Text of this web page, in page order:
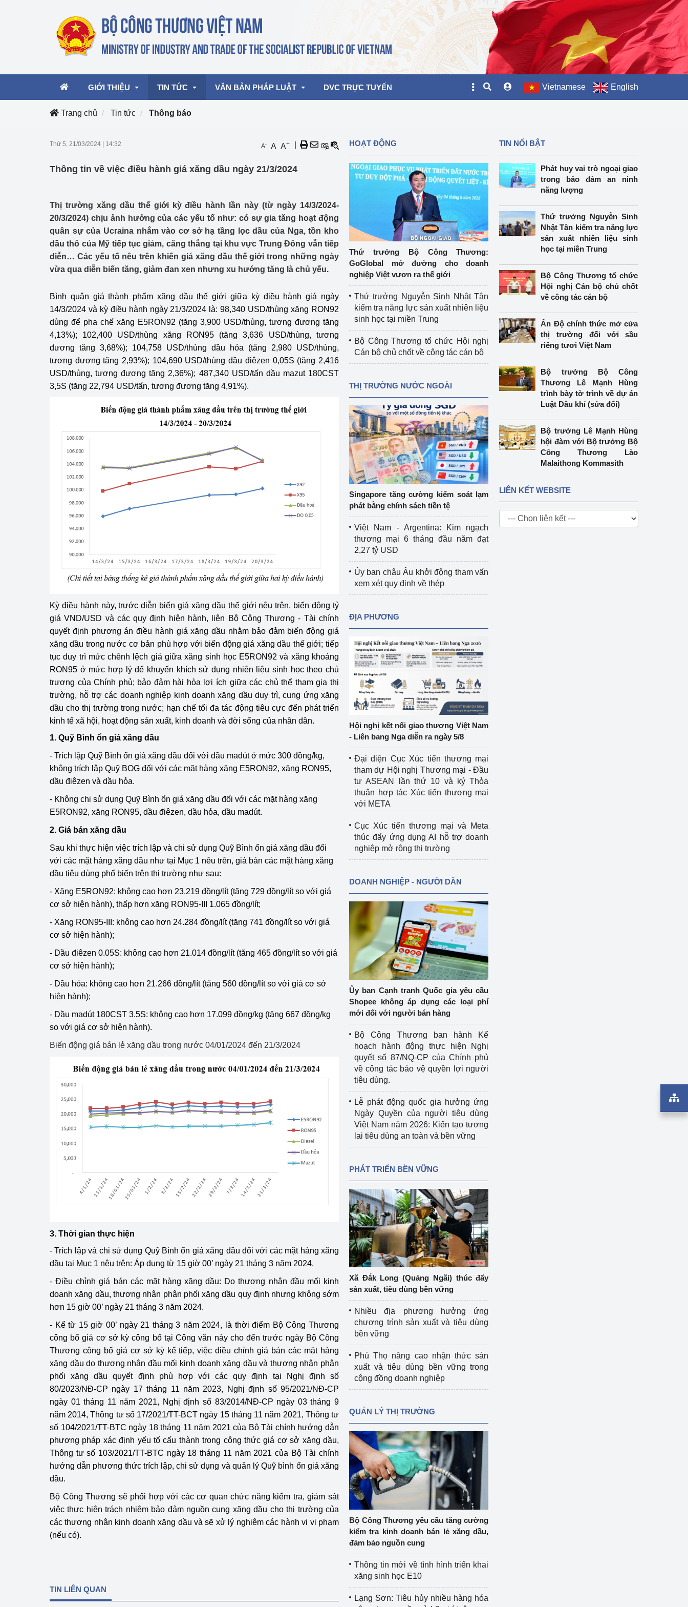
GIỚI THIỆU TIN TỨC
Hoạt động của Lãnh đạo Bộ
mại, Dịch vụ Việt Nam 2026
Hoạt động của Bộ trưởng
Công Thương - Công luận
Họp báo
Thông cáo báo chí
Chuyển đổi số
Bản tin Thị trường Nông Lâm Thủy sản
Phát triển nguồn nhân lực
Phát triển bền vững
Tổ chức kiểm định
Tổ chức kiểm định kỹ thuật an toàn lao
Bộ Công Thương
Tổ chức được cấp GCN đăng ký, hoạt
động kiểm định thiết bị, dụng cụ điện
làm việc ở môi trường không có nguy
hiểm khí, bụi nổ
Cơ sở sản xuất, sửa chữa chai chứa
Tổ chức huấn luyện, bồi dưỡng
nghiệp vụ kiểm định kỹ thuật an toàn
Văn hóa ngành Công Thương
Tái cơ cấu ngành Công Thương
Quản lý thị trường
Sử dụng năng lượng tiết kiệm và
hiệu quả
Hiệu quả năng lượng
Khoa học, công nghệ và đổi mới sáng
tạo
Album ảnh bảo vệ môi trường
Đọc báo giúp bạn
Bảo vệ nền tảng tư tưởng của Đảng
Xúc tiến thương mại Khu vực miền Bắc
Khu vực miền Trung
Khu vực miền Nam
Thị trường nước ngoàiHiệp định EVFTA
Thị trường châu Á – châu Phi
Thị trường châu Âu – châu Mỹ
Thị trường trong nước
Ngành Công Thương đưa nghị quyết
Đại hội XIV của Đảng vào cuộc sống
Phát triển công nghiệpCông nghiệp nền tảng
Sản xuất công nghiệp
VĂN BẢN PHÁP LUẬT DVC TRỰC TUYẾN Vietnamese English
Trang chủ Tin tức Thông báo
Thứ 5, 21/03/2024 14:32 A- A A+
Thông tin về việc điều hành giá xăng dầu ngày 21/3/2024
Thị trường xăng dầu thế giới kỳ điều hành lần này (từ ngày 14/3/2024-
20/3/2024) chịu ảnh hưởng của các yếu tố như: có sự gia tăng hoạt động
quân sự của Ucraina nhắm vào cơ sở hạ tầng lọc dầu của Nga, tồn kho
dầu thô của Mỹ tiếp tục giảm, căng thẳng tại khu vực Trung Đông vẫn tiếp
diễn… Các yếu tố nêu trên khiến giá xăng dầu thế giới trong những ngày
vừa qua diễn biến tăng, giảm đan xen nhưng xu hướng tăng là chủ yếu.
Bình quân giá thành phẩm xăng dầu thế giới giữa kỳ điều hành giá ngày
14/3/2024 và kỳ điều hành ngày 21/3/2024 là: 98,340 USD/thùng xăng RON92
dùng để pha chế xăng E5RON92 (tăng 3,900 USD/thùng, tương đương tăng
4,13%); 102,400 USD/thùng xăng RON95 (tăng 3,636 USD/thùng, tương
đương tăng 3,68%); 104,758 USD/thùng dầu hỏa (tăng 2,980 USD/thùng,
tương đương tăng 2,93%); 104,690 USD/thùng dầu điêzen 0,05S (tăng 2,416
USD/thùng, tương đương tăng 2,36%); 487,340 USD/tấn dầu mazut 180CST
3,5S (tăng 22,794 USD/tấn, tương đương tăng 4,91%).
Kỳ điều hành này, trước diễn biến giá xăng dầu thế giới nêu trên, biến động tỷ
giá VND/USD và các quy định hiện hành, liên Bộ Công Thương - Tài chính
quyết định phương án điều hành giá xăng dầu nhằm bảo đảm biến động giá
xăng dầu trong nước cơ bản phù hợp với biến động giá xăng dầu thế giới; tiếp
tục duy trì mức chênh lệch giá giữa xăng sinh học E5RON92 và xăng khoáng
RON95 ở mức hợp lý để khuyến khích sử dụng nhiên liệu sinh học theo chủ
trương của Chính phủ; bảo đảm hài hòa lợi ích giữa các chủ thể tham gia thị
trường, hỗ trợ các doanh nghiệp kinh doanh xăng dầu duy trì, cung ứng xăng
dầu cho thị trường trong nước; hạn chế tối đa tác động tiêu cực đến phát triển
kinh tế xã hội, hoạt động sản xuất, kinh doanh và đời sống của nhân dân.
1. Quỹ Bình ổn giá xăng dầu
- Trích lập Quỹ Bình ổn giá xăng dầu đối với dầu madút ở mức 300 đồng/kg,
không trích lập Quỹ BOG đối với các mặt hàng xăng E5RON92, xăng RON95,
dầu điêzen và dầu hỏa.
- Không chi sử dụng Quỹ Bình ổn giá xăng dầu đối với các mặt hàng xăng
E5RON92, xăng RON95, dầu điêzen, dầu hỏa, dầu madút.
2. Giá bán xăng dầu
Sau khi thực hiện việc trích lập và chi sử dụng Quỹ Bình ổn giá xăng dầu đối
với các mặt hàng xăng dầu như tại Mục 1 nêu trên, giá bán các mặt hàng xăng
dầu tiêu dùng phổ biến trên thị trường như sau:
- Xăng E5RON92: không cao hơn 23.219 đồng/lít (tăng 729 đồng/lít so với giá
cơ sở hiện hành), thấp hơn xăng RON95-III 1.065 đồng/lít;
- Xăng RON95-III: không cao hơn 24.284 đồng/lít (tăng 741 đồng/lít so với giá
cơ sở hiện hành);
- Dầu điêzen 0.05S: không cao hơn 21.014 đồng/lít (tăng 465 đồng/lít so với giá
cơ sở hiện hành);
- Dầu hỏa: không cao hơn 21.266 đồng/lít (tăng 560 đồng/lít so với giá cơ sở
hiện hành);
- Dầu madút 180CST 3.5S: không cao hơn 17.099 đồng/kg (tăng 667 đồng/kg
so với giá cơ sở hiện hành).
Biến động giá bán lẻ xăng dầu trong nước 04/01/2024 đến 21/3/2024
3. Thời gian thực hiện
- Trích lập và chi sử dụng Quỹ Bình ổn giá xăng dầu đối với các mặt hàng xăng
dầu tại Mục 1 nêu trên: Áp dụng từ 15 giờ 00’ ngày 21 tháng 3 năm 2024.
- Điều chỉnh giá bán các mặt hàng xăng dầu: Do thương nhân đầu mối kinh
doanh xăng dầu, thương nhân phân phối xăng dầu quy định nhưng không sớm
hơn 15 giờ 00’ ngày 21 tháng 3 năm 2024.
- Kể từ 15 giờ 00’ ngày 21 tháng 3 năm 2024, là thời điểm Bộ Công Thương
công bố giá cơ sở kỳ công bố tại Công văn này cho đến trước ngày Bộ Công
Thương công bố giá cơ sở kỳ kế tiếp, việc điều chỉnh giá bán các mặt hàng
xăng dầu do thương nhân đầu mối kinh doanh xăng dầu và thương nhân phân
phối xăng dầu quyết định phù hợp với các quy định tại Nghị định số
80/2023/NĐ-CP ngày 17 tháng 11 năm 2023, Nghị định số 95/2021/NĐ-CP
ngày 01 tháng 11 năm 2021, Nghị định số 83/2014/NĐ-CP ngày 03 tháng 9
năm 2014, Thông tư số 17/2021/TT-BCT ngày 15 tháng 11 năm 2021, Thông tư
số 104/2021/TT-BTC ngày 18 tháng 11 năm 2021 của Bộ Tài chính hướng dẫn
phương pháp xác định yếu tố cấu thành trong công thức giá cơ sở xăng dầu,
Thông tư số 103/2021/TT-BTC ngày 18 tháng 11 năm 2021 của Bộ Tài chính
hướng dẫn phương thức trích lập, chi sử dụng và quản lý Quỹ bình ổn giá xăng
dầu.
Bộ Công Thương sẽ phối hợp với các cơ quan chức năng kiểm tra, giám sát
việc thực hiện trách nhiệm bảo đảm nguồn cung xăng dầu cho thị trường của
các thương nhân kinh doanh xăng dầu và sẽ xử lý nghiêm các hành vi vi phạm
(nếu có).
TIN LIÊN QUAN
HOẠT ĐỘNG
Thứ trưởng Bộ Công Thương:
GoGlobal mở đường cho doanh
nghiệp Việt vươn ra thế giới
Thứ trưởng Nguyễn Sinh Nhật Tân
kiểm tra năng lực sản xuất nhiên liệu
sinh học tại miền Trung
Bộ Công Thương tổ chức Hội nghị
Cán bộ chủ chốt về công tác cán bộ
THỊ TRƯỜNG NƯỚC NGOÀI
Singapore tăng cường kiểm soát lạm
phát bằng chính sách tiền tệ
Việt Nam - Argentina: Kim ngạch
thương mại 6 tháng đầu năm đạt
2,27 tỷ USD
Ủy ban châu Âu khởi động tham vấn
xem xét quy định về thép
ĐỊA PHƯƠNG
Hội nghị kết nối giao thương Việt Nam
- Liên bang Nga diễn ra ngày 5/8
Đại diện Cục Xúc tiến thương mại
tham dự Hội nghị Thương mại - Đầu
tư ASEAN lần thứ 10 và ký Thỏa
thuận hợp tác Xúc tiến thương mại
với META
Cục Xúc tiến thương mại và Meta
thúc đẩy ứng dụng AI hỗ trợ doanh
nghiệp mở rộng thị trường
DOANH NGHIỆP - NGƯỜI DÂN
Ủy ban Cạnh tranh Quốc gia yêu cầu
Shopee không áp dụng các loại phí
mới đối với người bán hàng
Bộ Công Thương ban hành Kế
hoạch hành động thực hiện Nghị
quyết số 87/NQ-CP của Chính phủ
về công tác bảo vệ quyền lợi người
tiêu dùng.
Lễ phát động quốc gia hưởng ứng
Ngày Quyền của người tiêu dùng
Việt Nam năm 2026: Kiến tạo tương
lai tiêu dùng an toàn và bền vững
PHÁT TRIỂN BỀN VỮNG
Xã Đắk Long (Quảng Ngãi) thúc đẩy
sản xuất, tiêu dùng bền vững
Nhiều địa phương hưởng ứng
chương trình sản xuất và tiêu dùng
bền vững
Phú Thọ nâng cao nhận thức sản
xuất và tiêu dùng bền vững trong
cộng đồng doanh nghiệp
QUẢN LÝ THỊ TRƯỜNG
Bộ Công Thương yêu cầu tăng cường
kiểm tra kinh doanh bán lẻ xăng dầu,
đảm bảo nguồn cung
Thông tin mới về tình hình triển khai
xăng sinh học E10
Lạng Sơn: Tiêu hủy nhiều hàng hóa
TIN NỔI BẬT
Phát huy vai trò ngoại giao
trong bảo đảm an ninh
năng lượng
Thứ trưởng Nguyễn Sinh
Nhật Tân kiểm tra năng lực
sản xuất nhiên liệu sinh
học tại miền Trung
Bộ Công Thương tổ chức
Hội nghị Cán bộ chủ chốt
về công tác cán bộ
Ấn Độ chính thức mở cửa
thị trường đối với sầu
riêng tươi Việt Nam
Bộ trưởng Bộ Công
Thương Lê Mạnh Hùng
trình bày tờ trình về dự án
Luật Dầu khí (sửa đổi)
Bộ trưởng Lê Mạnh Hùng
hội đàm với Bộ trưởng Bộ
Công Thương Lào
Malaithong Kommasith
LIÊN KẾT WEBSITE